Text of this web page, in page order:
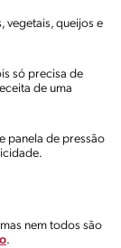
vegetais, queijos e
só precisa de
de uma
panela de pressão
nem todos são
.